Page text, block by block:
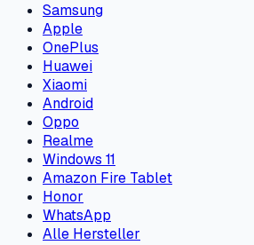
Samsung
Apple
OnePlus
Huawei
Xiaomi
Android
Oppo
Realme
Windows 11
Amazon Fire Tablet
Honor
WhatsApp
Alle Hersteller